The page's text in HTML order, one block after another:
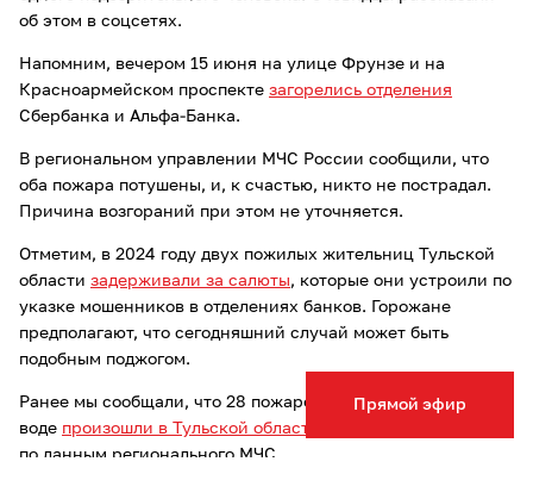
Прямой эфир
об этом в соцсетях.
Напомним, вечером 15 июня на улице Фрунзе и на
Красноармейском проспекте загорелись отделения
Сбербанка и Альфа-Банка.
В региональном управлении МЧС России сообщили, что
оба пожара потушены, и, к счастью, никто не пострадал.
Причина возгораний при этом не уточняется.
Отметим, в 2024 году двух пожилых жительниц Тульской
области задерживали за салюты, которые они устроили по
указке мошенников в отделениях банков. Горожане
предполагают, что сегодняшний случай может быть
подобным поджогом.
Ранее мы сообщали, что 28 пожаров и четыре трагедии на
воде произошли в Тульской области
по данным регионального МЧС.